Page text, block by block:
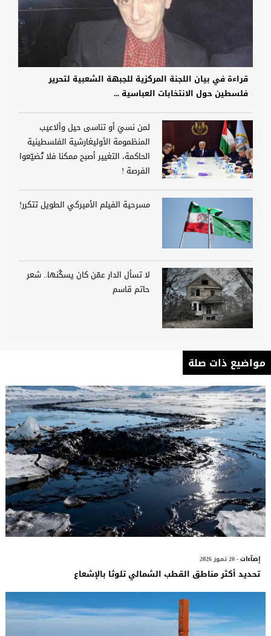
قراءة في بيان اللجنة المركزية للجبهة الشعبية لتحرير
فلسطين حول الانتخابات العباسية ...
لمن نسيَ أو تناسى حيل وألاعيب
المنظمومة الأوليغارشية الفلسطينية
الحاكمة، التغيير أصبح ممكنا فلا تُضيّعوا
الفرصة !
مسرحية الفيلم الأميركي الطويل تتكرر!
لا تسأل الدار عمّن كان يسكُنها.. شعر
حاتم قاسم
مواضيع ذات صلة
إضآءات- 20 تموز 2026
تحديد أكثر مناطق القطب الشمالي تلوثا بالإشعاع